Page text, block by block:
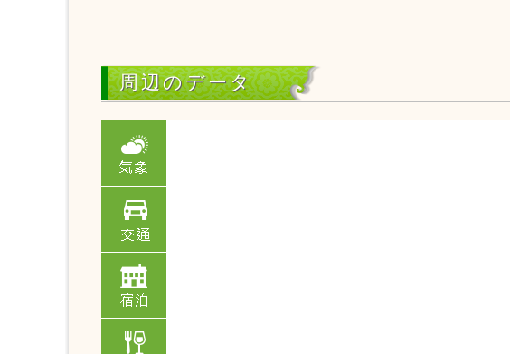
周辺のデータ